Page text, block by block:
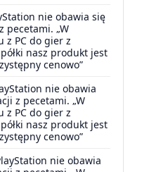
nie obawia się
pecetami. „W
z PC do gier z
nasz produkt jest
cenowo”
nie obawia
z pecetami. „W
z PC do gier z
nasz produkt jest
cenowo”
nie obawia